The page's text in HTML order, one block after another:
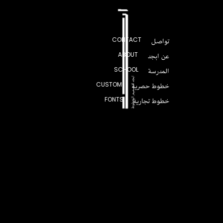
CONTACT تواصل
ABOUT عن ابجد
SCHOOL المدرسة
CUSTOM خطوط حصرية
FONTS خطوط تجارية